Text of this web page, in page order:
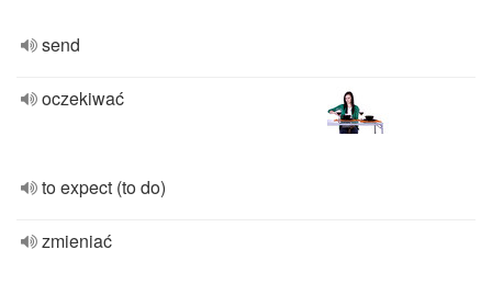
send
oczekiwać
to expect (to do)
zmieniać